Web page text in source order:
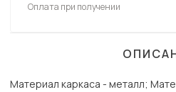
Оплата при получении
Материал каркаса - металл;